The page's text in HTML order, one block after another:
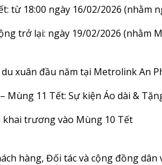
từ 18:00 ngày 16/02/2026 (nhằm
trở lại: ngày 19/02/2026 (nhằm
xuân đầu năm tại Metrolink An
Mùng 11 Tết: Sự kiện Áo dài &
khai trương vào Mùng 10 Tết
hàng, Đối tác và cộng đồng